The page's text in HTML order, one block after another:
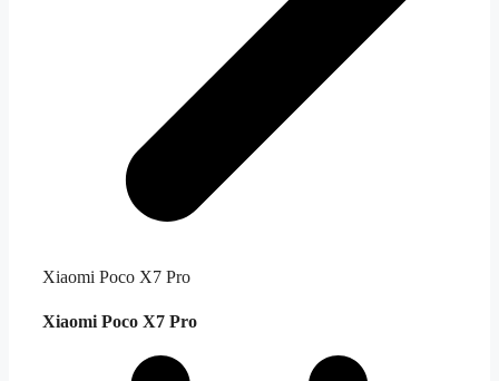
Xiaomi Poco X7 Pro
Xiaomi Poco X7 Pro